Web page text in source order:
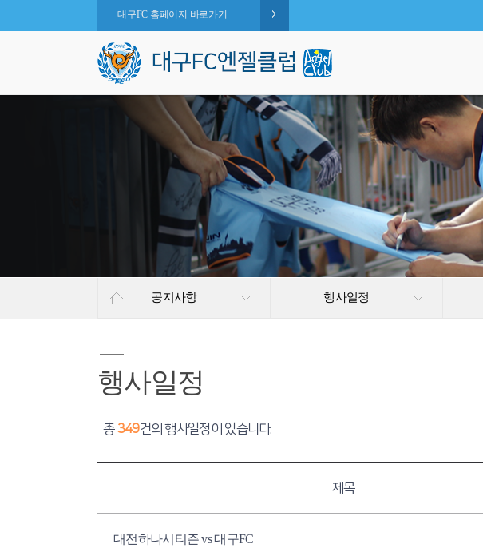
대구FC 홈페이지 바로가기
공지사항 행사일정
행사일정
총349건의 행사일정이 있습니다.
제목
대전하나시티즌 vs 대구FC